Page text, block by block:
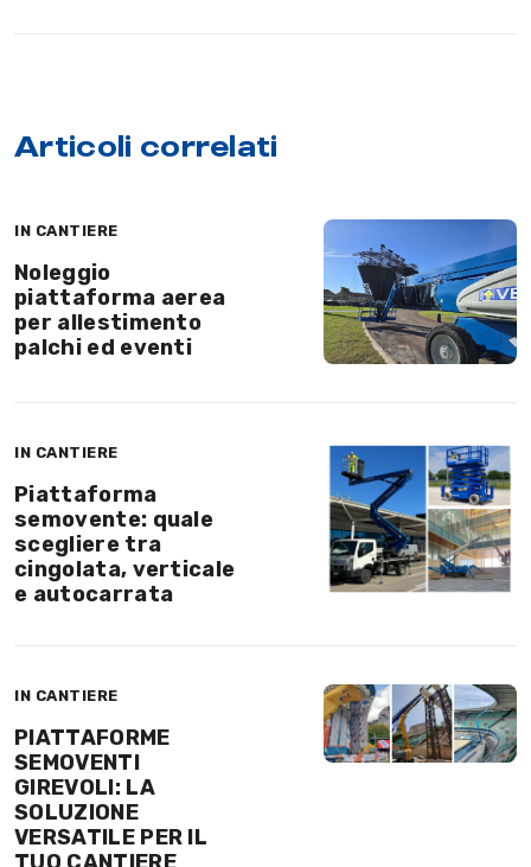
Articoli correlati
IN CANTIERE
Noleggio
piattaforma aerea
per allestimento
palchi ed eventi
IN CANTIERE
Piattaforma
semovente: quale
scegliere tra
cingolata, verticale
e autocarrata
IN CANTIERE
PIATTAFORME
SEMOVENTI
GIREVOLI: LA
SOLUZIONE
VERSATILE PER IL